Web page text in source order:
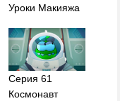
Уроки Макияжа
Серия 61
Космонавт